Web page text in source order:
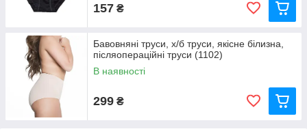
157 ₴
Бавовняні труси, х/б труси, якісне білизна,
післяопераційні труси (1102)
В наявності
299 ₴